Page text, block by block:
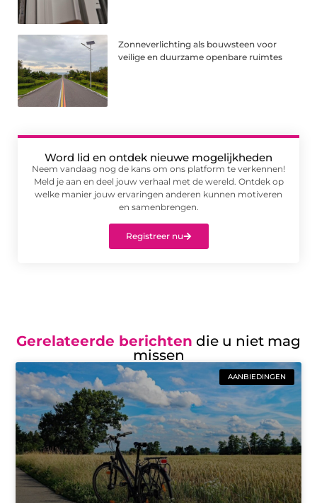
Zonneverlichting als bouwsteen voor
veilige en duurzame openbare ruimtes
Word lid en ontdek nieuwe mogelijkheden
Neem vandaag nog de kans om ons platform te verkennen!
Meld je aan en deel jouw verhaal met de wereld. Ontdek op
welke manier jouw ervaringen anderen kunnen motiveren
en samenbrengen.
Registreer nu
Gerelateerde berichten die u niet mag
missen
AANBIEDINGEN